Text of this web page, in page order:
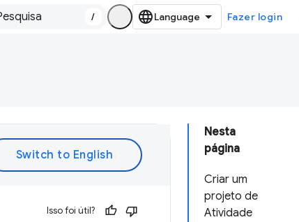
/ Fazer login
Nesta
página
Criar um
projeto de
Atividade
Isso foi útil?